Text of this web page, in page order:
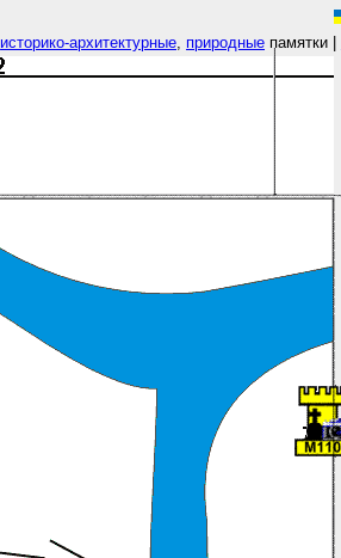
историко-архитектурные, природные памятки |